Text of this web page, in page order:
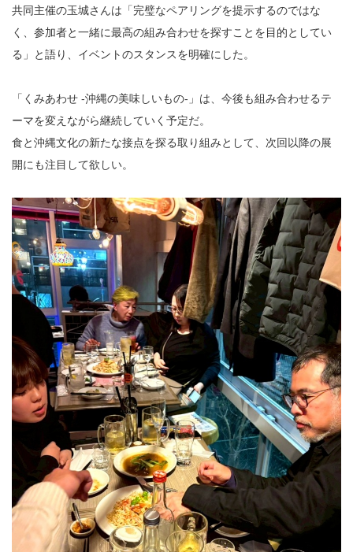
共同主催の玉城さんは「完璧なペアリングを提示するのではな
く、参加者と一緒に最高の組み合わせを探すことを目的としてい
る」と語り、イベントのスタンスを明確にした。
「くみあわせ -沖縄の美味しいもの-」は、今後も組み合わせるテ
ーマを変えながら継続していく予定だ。
食と沖縄文化の新たな接点を探る取り組みとして、次回以降の展
開にも注目して欲しい。